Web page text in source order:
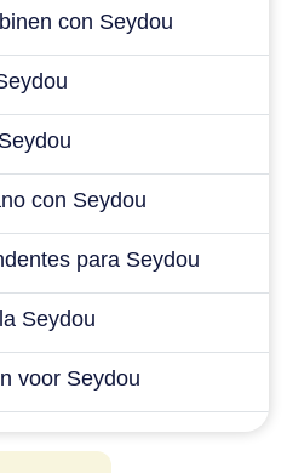
con Seydou
con Seydou
para Seydou
Seydou
voor Seydou